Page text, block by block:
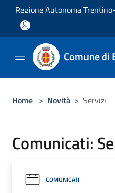
Salta al contenuto principale
Regione Autonoma
Comune di
Home > Novità > Servizi
Comunicati:
COMUNICATI